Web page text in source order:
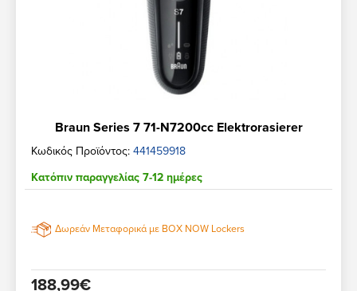
Braun Series 7 71-N7200cc Elektrorasierer
Κωδικός Προϊόντος: 441459918
Κατόπιν παραγγελίας 7-12 ημέρες
Δωρεάν Μεταφορικά με BOX NOW Lockers
188,99€